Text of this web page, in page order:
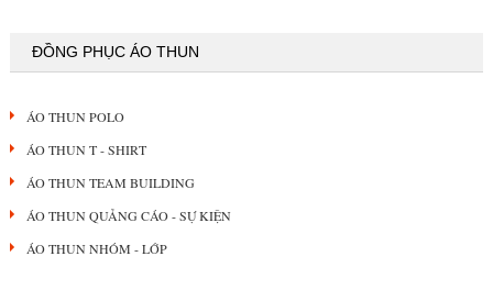
ĐỒNG PHỤC ÁO THUN
ÁO THUN POLO
ÁO THUN T - SHIRT
ÁO THUN TEAM BUILDING
ÁO THUN QUẢNG CÁO - SỰ KIỆN
ÁO THUN NHÓM - LỚP